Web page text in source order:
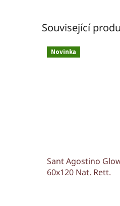
Související
Novinka
Sant Agostino
60x120 Nat. Rett.